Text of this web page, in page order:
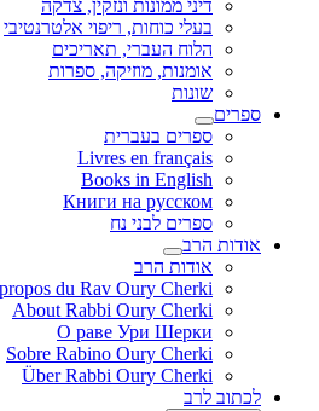
דיני ממונות ונזקין, צדקה
בעלי כוחות, ריפוי אלטרנטיבי
הלוח העברי, תאריכים
אומנות, מוזיקה, ספרות
שונות
ספרים
ספרים בעברית
Livres en français
Books in English
Книги на русском
ספרים לבני נח
אודות הרב
אודות הרב
du Rav Oury Cherki
About Rabbi Oury Cherki
О раве Ури Шерки
Sobre Rabino Oury Cherki
Über Rabbi Oury Cherki
לכתוב לרב